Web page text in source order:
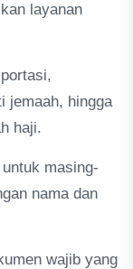
layanan
jemaah, hingga
haji.
masing-
nama dan
wajib yang